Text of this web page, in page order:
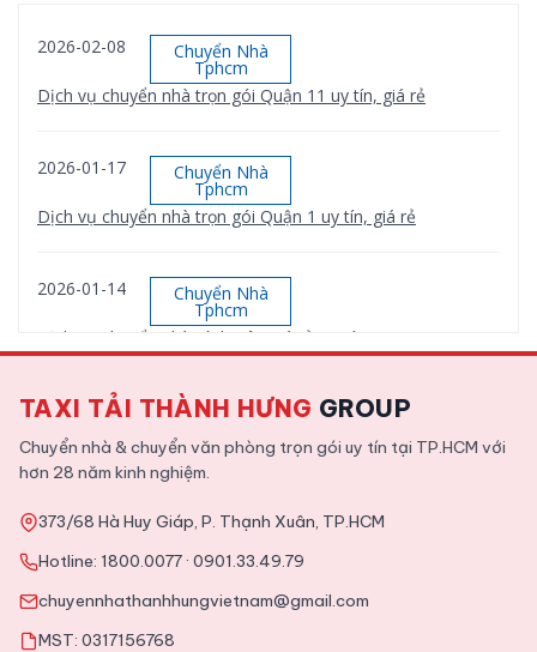
2026-02-08 Chuyển Nhà
Tphcm
Dịch vụ chuyển nhà trọn gói Quận 11 uy tín, giá rẻ
2026-01-17 Chuyển Nhà
Tphcm
Dịch vụ chuyển nhà trọn gói Quận 1 uy tín, giá rẻ
2026-01-14 Chuyển Nhà
Tphcm
Dịch vụ chuyển nhà Bình Tân giá rẻ, uy tín
2026-01-12 Chuyển Nhà
Dịch vụ chuyển nhà trọn gói Quận 9 uy tín, giá rẻ
2025-11-09
Tin Tức
Tổng hợp kinh nghiệm chuyển văn phòng chi tiết từ A tới Z
TAXI TẢI THÀNH HƯNG GROUP
Chuyển nhà & chuyển văn phòng trọn gói uy tín tại TP.HCM với
hơn 28 năm kinh nghiệm.
373/68 Hà Huy Giáp, P. Thạnh Xuân, TP.HCM
Hotline: 1800.0077 · 0901.33.49.79
chuyennhathanhhungvietnam@gmail.com
MST: 0317156768